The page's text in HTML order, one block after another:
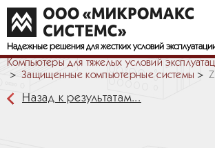
Надежные решения для жестких условий
Компьютеры для тяжелых условий
Защищенные компьютерные системы
Назад к результатам...